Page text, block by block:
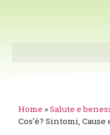
Home »Salute e
Cos’è? Sintomi, Cause